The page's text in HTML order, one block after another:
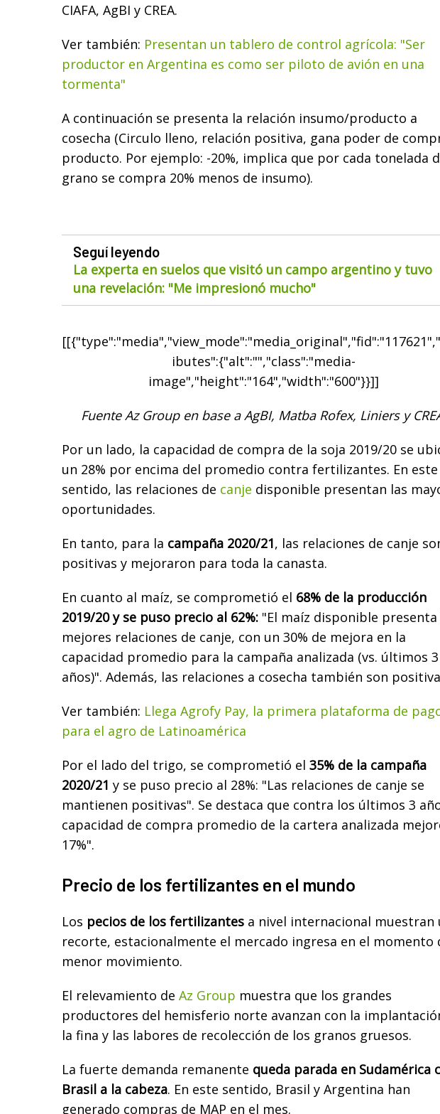
CIAFA, AgBI y CREA.
Ver también: Presentan un tablero de control agrícola: "Ser
productor en Argentina es como ser piloto de avión en una
tormenta"
A continuación se presenta la relación insumo/producto a
cosecha (Circulo lleno, relación positiva, gana poder de
producto. Por ejemplo: -20%, implica que por cada tonelada
grano se compra 20% menos de insumo).
Seguí leyendo
La experta en suelos que visitó un campo argentino y tuvo
una revelación: "Me impresionó mucho"
ibutes":{"alt":"","class":"media-
image","height":"164","width":"600"}}]]
Fuente Az Group en base a AgBI, Matba Rofex, Liniers y
Por un lado, la capacidad de compra de la soja 2019/20 se
un 28% por encima del promedio contra fertilizantes. En este
sentido, las relaciones de canje disponible presentan las
oportunidades.
En tanto, para la campaña 2020/21, las relaciones de canje
positivas y mejoraron para toda la canasta.
En cuanto al maíz, se comprometió el 68% de la producción
2019/20 y se puso precio al 62%: "El maíz disponible presenta
mejores relaciones de canje, con un 30% de mejora en la
capacidad promedio para la campaña analizada (vs. últimos 3
años)". Además, las relaciones a cosecha también son
Ver también: Llega Agrofy Pay, la primera plataforma de
para el agro de Latinoamérica
Por el lado del trigo, se comprometió el 35% de la campaña
2020/21 y se puso precio al 28%: "Las relaciones de canje se
mantienen positivas". Se destaca que contra los últimos 3
capacidad de compra promedio de la cartera analizada
17%".
Precio de los fertilizantes en el mundo
Los pecios de los fertilizantes a nivel internacional muestran
recorte, estacionalmente el mercado ingresa en el momento
menor movimiento.
El relevamiento de Az Group muestra que los grandes
productores del hemisferio norte avanzan con la
la fina y las labores de recolección de los granos gruesos.
La fuerte demanda remanente queda parada en Sudamérica
Brasil a la cabeza. En este sentido, Brasil y Argentina han
generado compras de MAP en el mes.